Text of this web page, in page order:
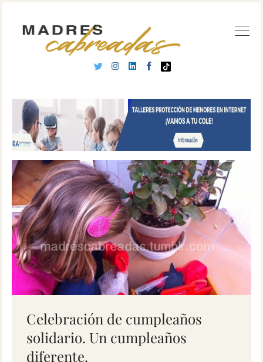
Celebración de cumpleaños
solidario. Un cumpleaños
diferente.